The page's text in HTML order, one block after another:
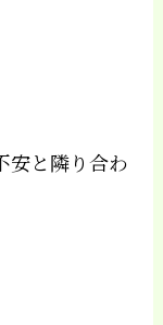
安と隣り合わ